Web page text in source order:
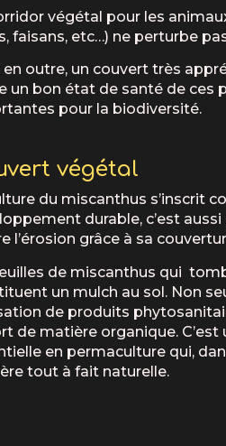
végétal pour les
faisans, etc…) ne perturbe
en outre, un couvert très
un bon état de santé de
pour la biodiversité.
végétal
du miscanthus s’inscrit
durable, c’est
l’érosion grâce à sa
de miscanthus qui
un mulch au sol. Non
de produits
de matière organique.
en permaculture qui,
tout à fait naturelle.